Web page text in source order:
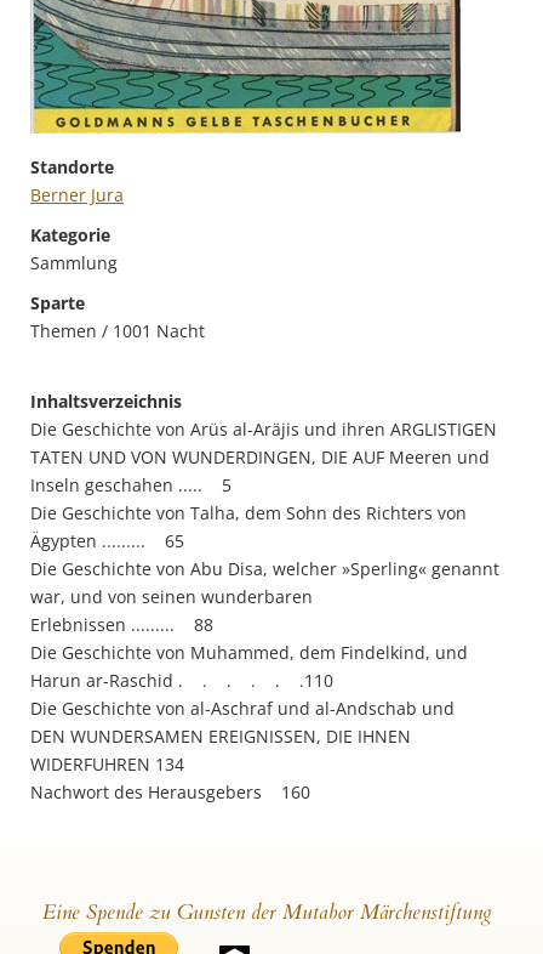
Standorte
Berner Jura
Kategorie
Sammlung
Sparte
Themen / 1001 Nacht
Inhaltsverzeichnis
Die Geschichte von Arüs al-Aräjis und ihren ARGLISTIGEN
TATEN UND VON WUNDERDINGEN, DIE AUF Meeren und
Inseln geschahen ..... 5
Die Geschichte von Talha, dem Sohn des Richters von
Ägypten ......... 65
Die Geschichte von Abu Disa, welcher »Sperling« genannt
war, und von seinen wunderbaren
Erlebnissen ......... 88
Die Geschichte von Muhammed, dem Findelkind, und
Harun ar-Raschid . . . . . .110
Die Geschichte von al-Aschraf und al-Andschab und
DEN WUNDERSAMEN EREIGNISSEN, DIE IHNEN
WIDERFUHREN 134
Nachwort des Herausgebers 160
Eine Spende zu Gunsten der Mutabor Märchenstiftung